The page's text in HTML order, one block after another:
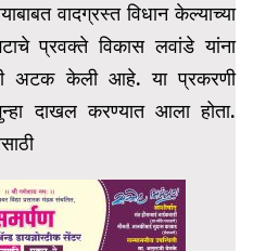
वादग्रस्त विधान केल्याच्या
प्रवक्ते विकास लवांडे यांना
अटक केली आहे. या प्रकरणी
गुन्हा दाखल करण्यात आला होता.